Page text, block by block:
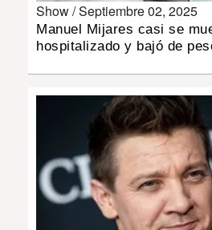
DEPORTES
IMPRESO
Show /Septiembre 02, 2025
Manuel Mijares casi se
hospitalizado y bajó de